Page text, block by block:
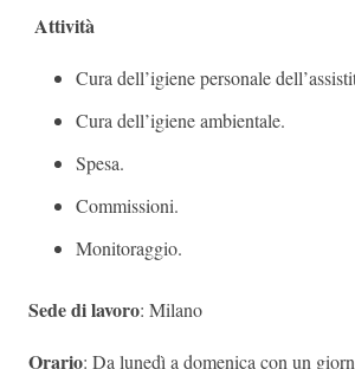
Attività
Cura dell’igiene personale
Cura dell’igiene ambientale.
Spesa.
Commissioni.
Monitoraggio.
Sede di lavoro: Milano
Orario: Da lunedì a domenica con un